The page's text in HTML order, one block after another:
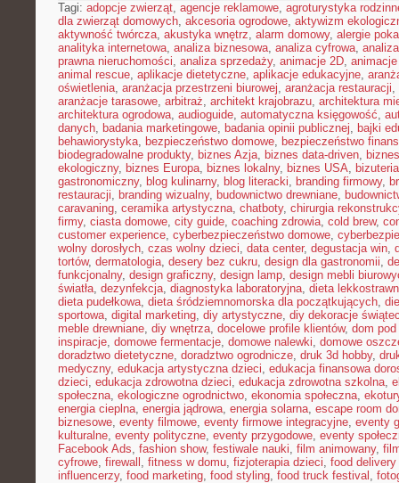
Tagi: adopcje zwierząt, agencje reklamowe, agroturystyka
dla zwierząt domowych, akcesoria ogrodowe, aktywizm
aktywność twórcza, akustyka wnętrz, alarm domowy, alergie
analityka internetowa, analiza biznesowa, analiza cyfrowa,
prawna nieruchomości, analiza sprzedaży, animacje 2D,
animal rescue, aplikacje dietetyczne, aplikacje edukacyjne,
oświetlenia, aranżacja przestrzeni biurowej, aranżacja restauracji,
aranżacje tarasowe, arbitraż, architekt krajobrazu, architektura
architektura ogrodowa, audioguide, automatyczna księgowość,
danych, badania marketingowe, badania opinii publicznej, bajki
behawiorystyka, bezpieczeństwo domowe, bezpieczeństwo
biodegradowalne produkty, biznes Azja, biznes data-driven,
ekologiczny, biznes Europa, biznes lokalny, biznes USA,
gastronomiczny, blog kulinarny, blog literacki, branding firmowy,
restauracji, branding wizualny, budownictwo drewniane,
caravaning, ceramika artystyczna, chatboty, chirurgia
firmy, ciasta domowe, city guide, coaching zdrowia, cold brew,
customer experience, cyberbezpieczeństwo domowe,
wolny dorosłych, czas wolny dzieci, data center, degustacja win,
tortów, dermatologia, desery bez cukru, design dla gastronomii,
funkcjonalny, design graficzny, design lamp, design mebli
światła, dezynfekcja, diagnostyka laboratoryjna, dieta
dieta pudełkowa, dieta śródziemnomorska dla początkujących,
sportowa, digital marketing, diy artystyczne, diy dekoracje
meble drewniane, diy wnętrza, docelowe profile klientów, dom
inspiracje, domowe fermentacje, domowe nalewki, domowe
doradztwo dietetyczne, doradztwo ogrodnicze, druk 3d hobby,
medyczny, edukacja artystyczna dzieci, edukacja finansowa
dzieci, edukacja zdrowotna dzieci, edukacja zdrowotna szkolna,
społeczna, ekologiczne ogrodnictwo, ekonomia społeczna,
energia cieplna, energia jądrowa, energia solarna, escape room
biznesowe, eventy filmowe, eventy firmowe integracyjne, eventy
kulturalne, eventy polityczne, eventy przygodowe, eventy
Facebook Ads, fashion show, festiwale nauki, film animowany,
cyfrowe, firewall , fitness w domu, fizjoterapia dzieci, food delivery
influencerzy, food marketing, food styling, food truck festival ,